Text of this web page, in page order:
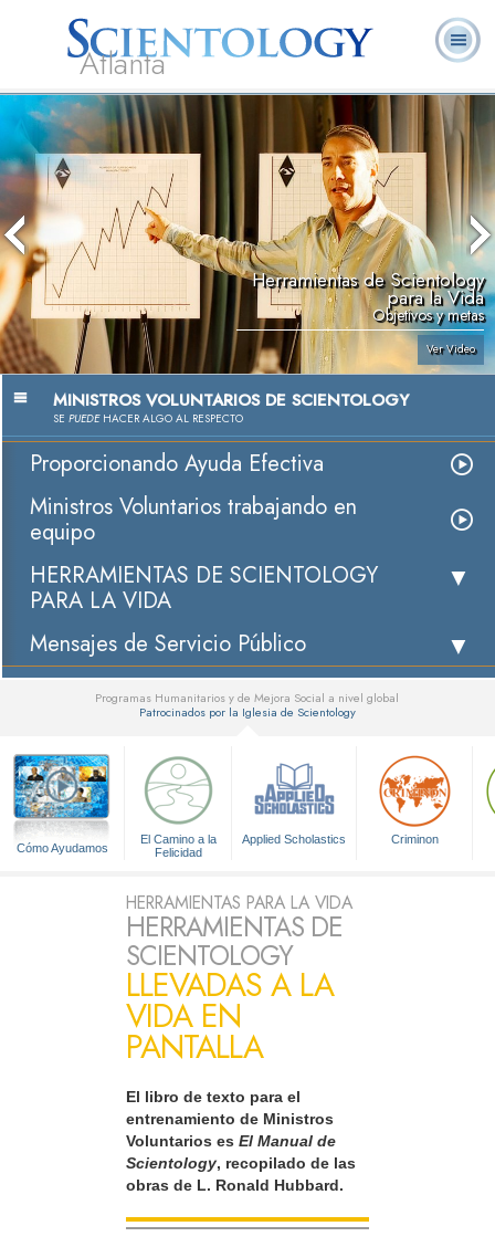
Atlanta
Acerca de
Nosotros
L. Ronald
Hubbard
¿Qué es
Scientology?
Ministros
Voluntarios
Preguntas
Frecuentes
Libros
Herramientas de Scientology
para la Vida
Objetivos y metas
Ver Video
MINISTROS VOLUNTARIOS DE SCIENTOLOGY
SE PUEDEHACER ALGO AL RESPECTO
Proporcionando Ayuda Efectiva
Ministros Voluntarios trabajando en
equipo
HERRAMIENTAS DE SCIENTOLOGY
PARA LA VIDA
Mensajes de Servicio Público
Programas Humanitarios y de Mejora Social a nivel global
Patrocinados por la Iglesia de Scientology
Cómo Ayudamos
El Camino a la
Felicidad
Applied Scholastics Criminon
HERRAMIENTAS PARA LA VIDA
HERRAMIENTAS DE
SCIENTOLOGY
LLEVADAS A LA
VIDA EN
PANTALLA
El libro de texto para el
entrenamiento de Ministros
Voluntarios es El Manual de
Scientology, recopilado de las
obras de L. Ronald Hubbard.